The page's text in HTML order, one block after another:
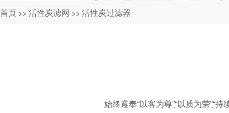
首页 >> 活性炭滤网 >> 活性炭过滤器
始终遵奉“以客为尊”̖“以质为荣”̖“